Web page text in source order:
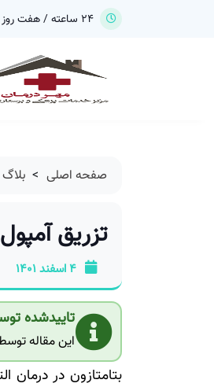
صفحه اصلی > بلاگ
تزریق
4 اسفند 1401
تاییدشده
این مقاله
بتامتازون در درمان